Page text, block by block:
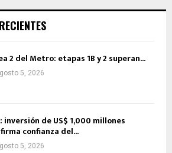
2 del Metro: etapas 1B y 2 superan...
5, 2026
inversión de US$ 1,000 millones
confianza del...
5, 2026